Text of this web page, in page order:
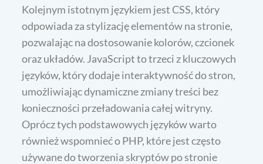
Kolejnym istotnym językiem jest CSS, który
odpowiada za stylizację elementów na stronie,
pozwalając na dostosowanie kolorów, czcionek
oraz układów. JavaScript to trzeci z kluczowych
języków, który dodaje interaktywność do stron,
umożliwiając dynamiczne zmiany treści bez
konieczności przeładowania całej witryny.
Oprócz tych podstawowych języków warto
również wspomnieć o PHP, które jest często
używane do tworzenia skryptów po stronie